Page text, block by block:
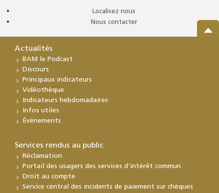
Localisez nous
Nous contacter
Actualités
BAM le Podcast
Discours
Principaux indicateurs
Vidéothèque
Indicateurs hebdomadaires
Infos utiles
Événements
Services rendus au public
Réclamation
Portail des usagers des services d’intérêt commun
Droit au compte
Service central des incidents de paiement sur chèques